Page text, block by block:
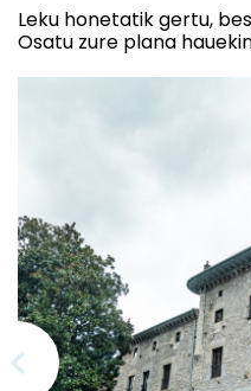
Leku honetatik gertu,
Osatu zure plana